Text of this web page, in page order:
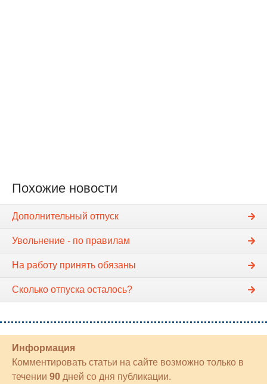
Похожие новости
Дополнительный отпуск
Увольнение - по правилам
На работу принять обязаны
Сколько отпуска осталось?
Информация
Комментировать статьи на сайте возможно только в
течении 90 дней со дня публикации.